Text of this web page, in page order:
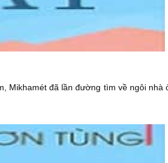
Mikhamét đã lần đường tìm về ngôi nhà